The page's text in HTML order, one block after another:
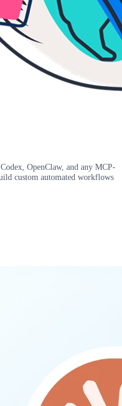
OpenClaw, and any MCP-
custom automated workflows